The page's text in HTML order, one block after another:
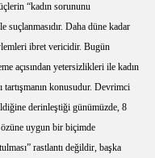
“kadın sorununu
suçlanmasıdır. Daha düne kadar
ibret vericidir. Bugün
açısından yetersizlikleri ile kadın
tartışmanın konusudur. Devrimci
derinleştiği günümüzde, 8
uygun bir biçimde
rastlantı değildir, başka